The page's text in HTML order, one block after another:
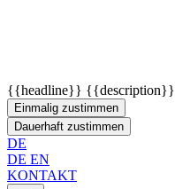
{{headline}} {{description}}
Einmalig zustimmen
Dauerhaft zustimmen
DE
DE EN
KONTAKT